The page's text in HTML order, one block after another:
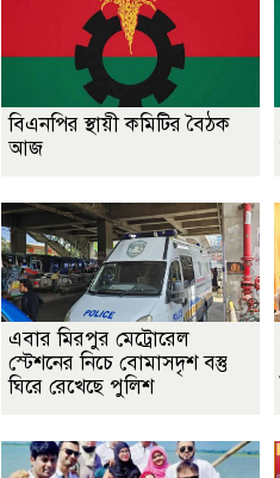
বিএনপির স্থায়ী কমিটির বৈঠক
আজ
এবার মিরপুর মেট্রোরেল
স্টেশনের নিচে বোমাসদৃশ বস্তু
ঘিরে রেখেছে পুলিশ